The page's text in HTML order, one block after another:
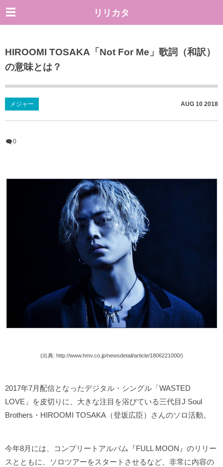
リリカタ
HIROOMI TOSAKA「Not For Me」歌詞（和訳）
の意味とは？
メジャー AUG 10 2018
0
(出典: http://www.hmv.co.jp/newsdetail/article/1806221000/)
2017年7月配信となったデジタル・シングル「WASTED
LOVE」を皮切りに、大きな注目を浴びている三代目J Soul
Brothers・ HIROOMI TOSAKA（登坂広臣）さんのソロ活動。
今年8月には、コンプリートアルバム『FULL MOON』のリリー
スとともに、ソロツアーをスタートさせるなど、非常に内容の